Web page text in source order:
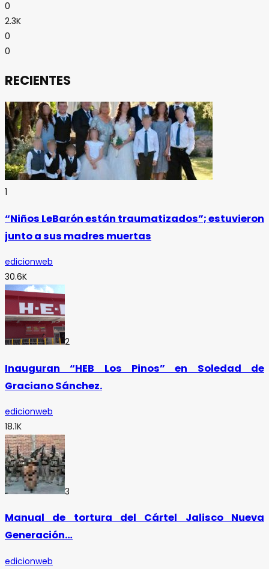
0
2.3K
0
0
RECIENTES
1
“Niños LeBarón están traumatizados”; estuvieron
junto a sus madres muertas
edicionweb
30.6K
2
Inauguran “HEB Los Pinos” en Soledad de
Graciano Sánchez.
edicionweb
18.1K
3
Manual de tortura del Cártel Jalisco Nueva
Generación…
edicionweb